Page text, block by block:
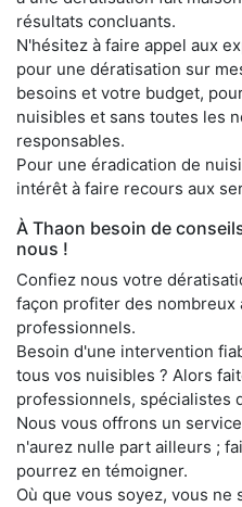
résultats concluants.
N'hésitez à faire appel aux
pour une dératisation sur
besoins et votre budget,
nuisibles et sans toutes les
responsables.
Pour une éradication de
intérêt à faire recours aux
À Thaon besoin de
nous !
Confiez nous votre
façon profiter des nombreux
professionnels.
Besoin d'une intervention
tous vos nuisibles ? Alors
professionnels, spécialistes
Nous vous offrons un
n'aurez nulle part ailleurs ;
pourrez en témoigner.
Où que vous soyez, vous ne